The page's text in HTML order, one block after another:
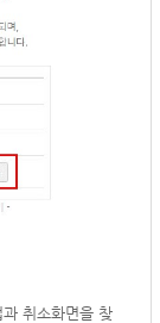
취소화면을 찾